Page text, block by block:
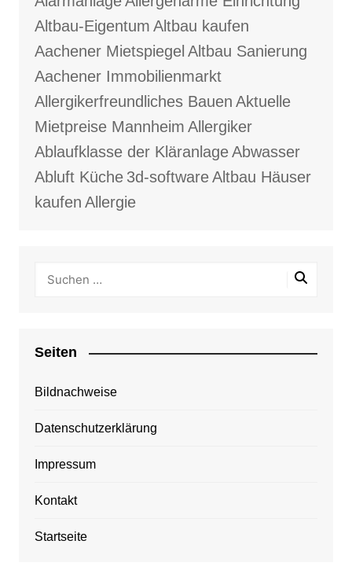
Altbau-Eigentum Altbau kaufen
Aachener Mietspiegel Altbau Sanierung
Aachener Immobilienmarkt
Allergikerfreundliches Bauen Aktuelle
Mietpreise Mannheim Allergiker
Ablaufklasse der KläranlageAbwasser
Abluft Küche 3d-softwareAltbau Häuser
kaufen Allergie
Seiten
Bildnachweise
Datenschutzerklärung
Impressum
Kontakt
Startseite